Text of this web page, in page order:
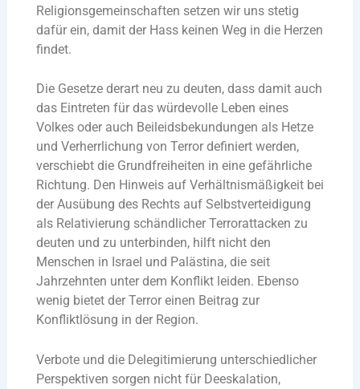
Religionsgemeinschaften setzen wir uns stetig
dafür ein, damit der Hass keinen Weg in die Herzen
findet.
Die Gesetze derart neu zu deuten, dass damit auch
das Eintreten für das würdevolle Leben eines
Volkes oder auch Beileidsbekundungen als Hetze
und Verherrlichung von Terror definiert werden,
verschiebt die Grundfreiheiten in eine gefährliche
Richtung. Den Hinweis auf Verhältnismäßigkeit bei
der Ausübung des Rechts auf Selbstverteidigung
als Relativierung schändlicher Terrorattacken zu
deuten und zu unterbinden, hilft nicht den
Menschen in Israel und Palästina, die seit
Jahrzehnten unter dem Konflikt leiden. Ebenso
wenig bietet der Terror einen Beitrag zur
Konfliktlösung in der Region.
Verbote und die Delegitimierung unterschiedlicher
Perspektiven sorgen nicht für Deeskalation,